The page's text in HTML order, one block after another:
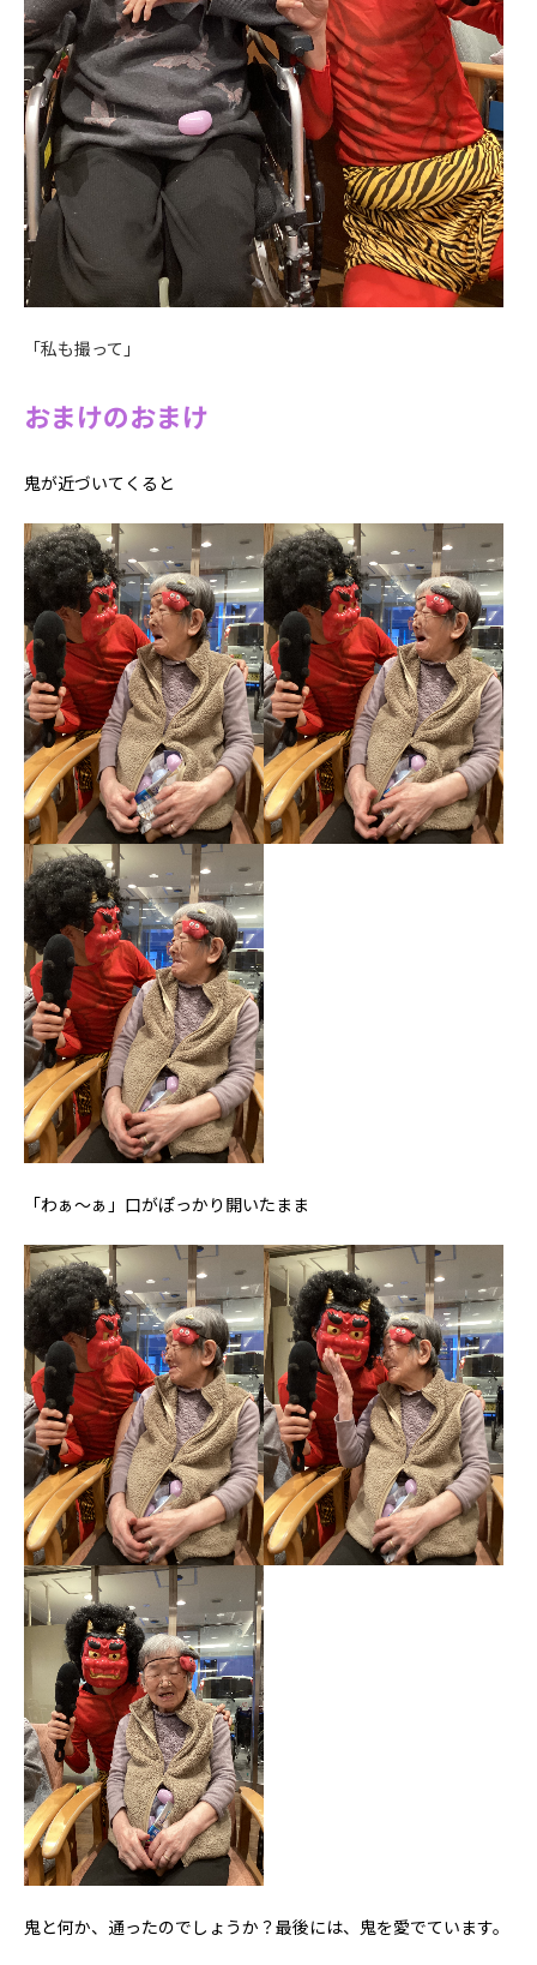
「私も撮って」
おまけのおまけ
鬼が近づいてくると
「わぁ～ぁ」口がぽっかり開いたまま
鬼と何か、通ったのでしょうか？最後には、鬼を愛でています。